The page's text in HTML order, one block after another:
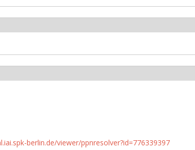
berlin.de/viewer/ppnresolver?id=776339397